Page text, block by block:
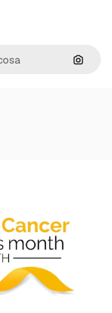
Cerca